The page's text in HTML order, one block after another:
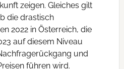
zeigen. Gleiches gilt
die drastisch
2022 in Österreich, die
auf diesem Niveau
und
führen wird.